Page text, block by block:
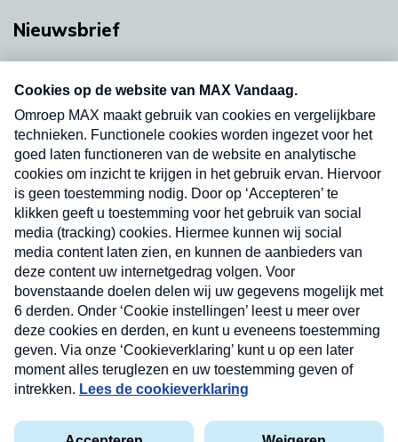
Nieuwsbrief
nieuwsbrief. Elke vrijdag- en dinsdagochtend in
uw mailbox.
Verzend
Privacyverklaring
Cookieverklaring
Nieuwsbrief
Neem hier een gratis abonnement op onze
nieuwsbrief. Elke vrijdag- en dinsdagochtend in uw